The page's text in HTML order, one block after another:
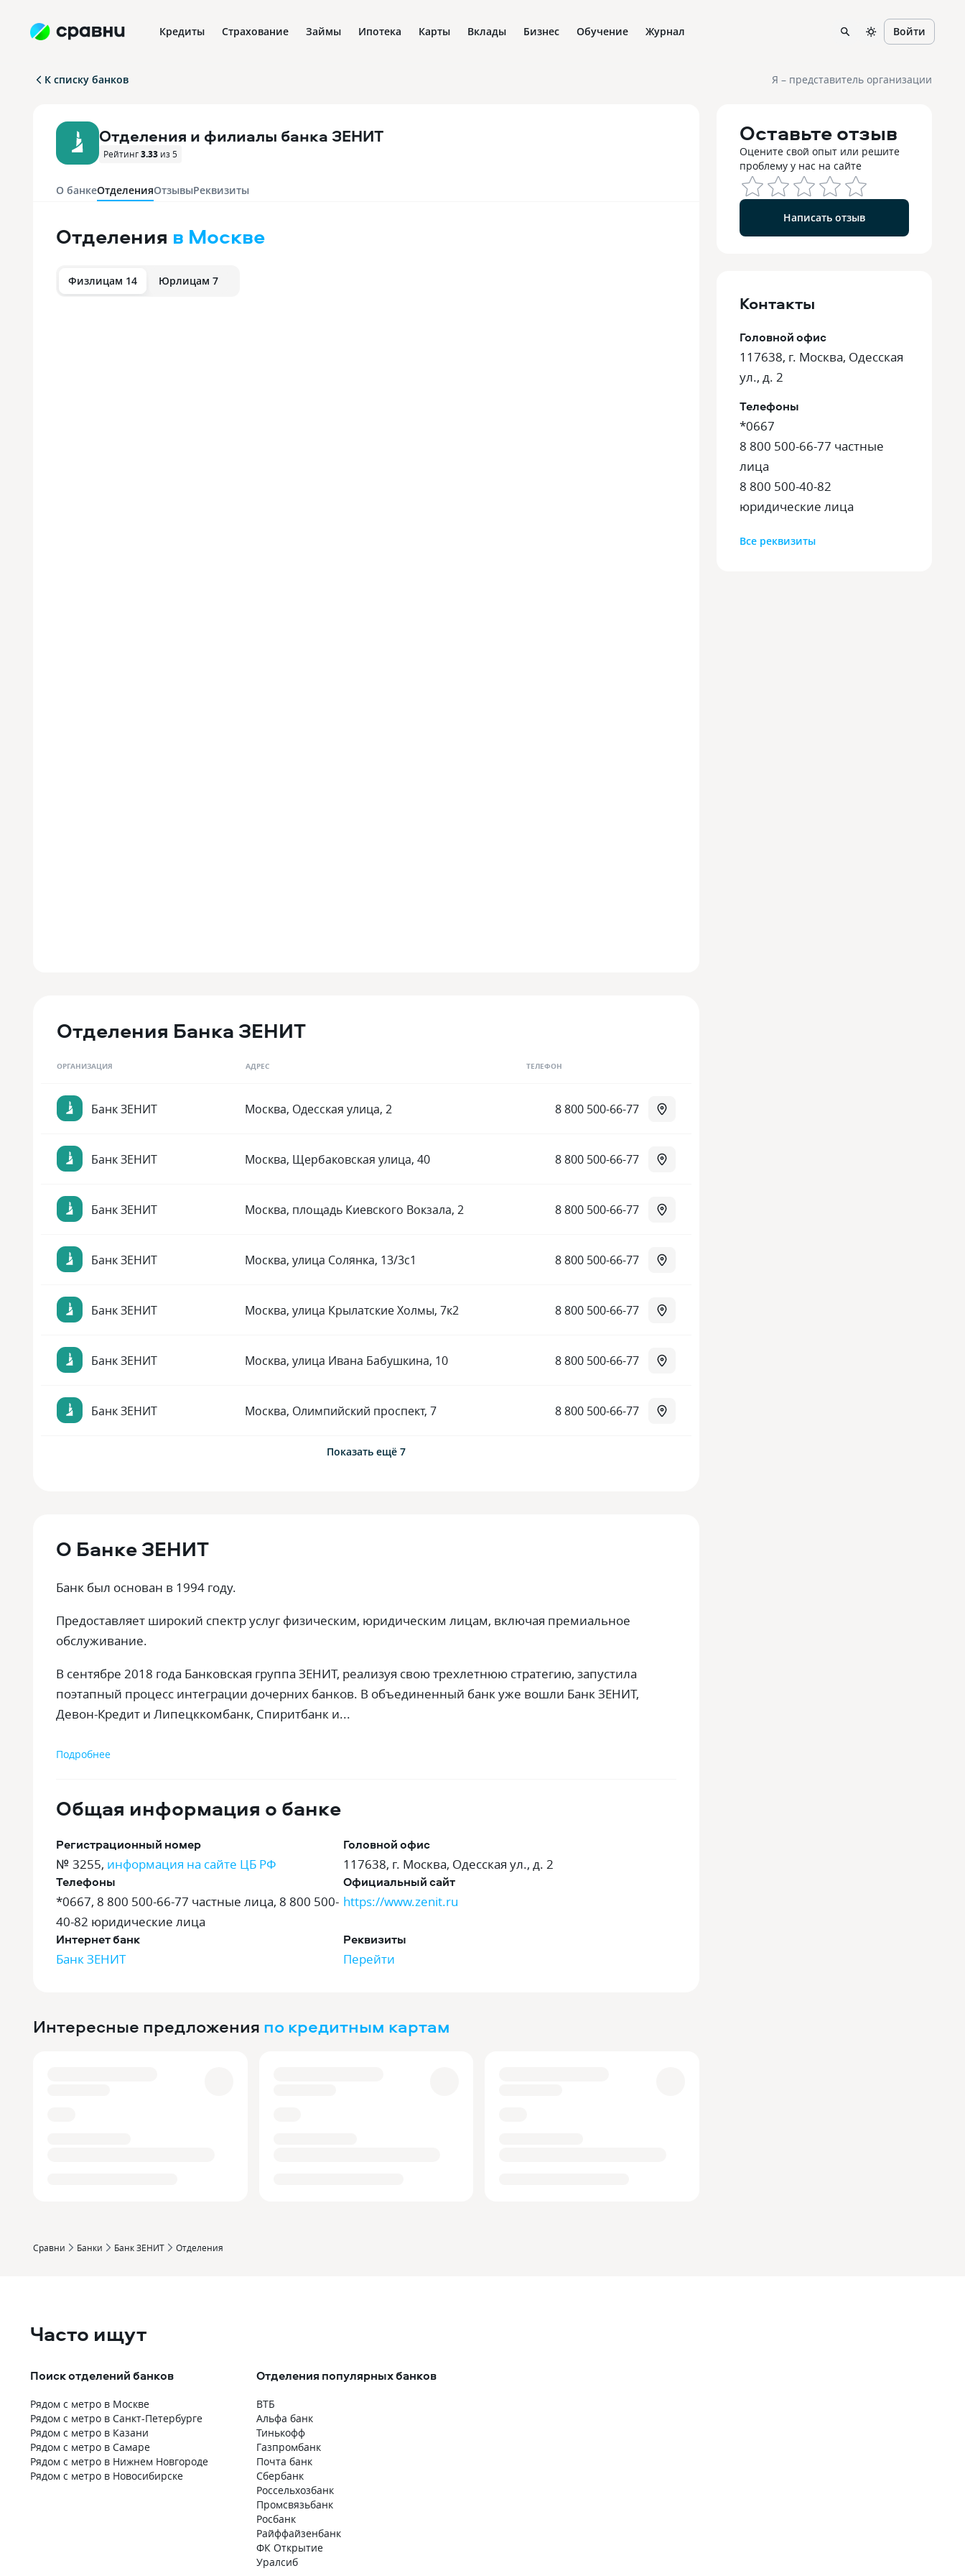
Кредиты Страхование Займы Ипотека Карты Вклады Бизнес Обучение Журнал Войти
К списку банков Я – представитель организации
Отделения и филиалы банка ЗЕНИТ
Рейтинг3.33 из 5
О банкеОтделенияОтзывыРеквизиты
Отделения в Москве
Физлицам 14 Юрлицам 7
Отделения Банка ЗЕНИТ
ОРГАНИЗАЦИЯ АДРЕС ТЕЛЕФОН
Банк ЗЕНИТ Москва, Одесская улица, 2 8 800 500-66-77
Банк ЗЕНИТ Москва, Щербаковская улица, 40 8 800 500-66-77
Банк ЗЕНИТ Москва, площадь Киевского Вокзала, 2 8 800 500-66-77
Банк ЗЕНИТ Москва, улица Солянка, 13/3с1 8 800 500-66-77
Банк ЗЕНИТ Москва, улица Крылатские Холмы, 7к2 8 800 500-66-77
Банк ЗЕНИТ Москва, улица Ивана Бабушкина, 10 8 800 500-66-77
Банк ЗЕНИТ Москва, Олимпийский проспект, 7 8 800 500-66-77
Показать ещё 7
О Банке ЗЕНИТ
Банк был основан в 1994 году.
Предоставляет широкий спектр услуг физическим, юридическим лицам, включая премиальное
обслуживание.
В сентябре 2018 года Банковская группа ЗЕНИТ, реализуя свою трехлетнюю стратегию, запустила
поэтапный процесс интеграции дочерних банков. В объединенный банк уже вошли Банк ЗЕНИТ,
Девон-Кредит и Липецккомбанк, Спиритбанк и...
Подробнее
Общая информация о банке
Регистрационный номер
№ 3255, информация на сайте ЦБ РФ
Головной офис
117638, г. Москва, Одесская ул., д. 2
Телефоны
*0667, 8 800 500-66-77 частные лица, 8 800 500-
40-82 юридические лица
Официальный сайт
https://www.zenit.ru
Интернет банк
Банк ЗЕНИТ
Реквизиты
Перейти
Интересные предложения по кредитным картам
Оставьте отзыв
Оцените свой опыт или решите
проблему у нас на сайте
Написать отзыв
Контакты
Головной офис
117638, г. Москва, Одесская
ул., д. 2
Телефоны
*0667
8 800 500-66-77 частные
лица
8 800 500-40-82
юридические лица
Все реквизиты
Сравни Банки Банк ЗЕНИТ Отделения
Часто ищут
Поиск отделений банков
Рядом с метро в Москве
Рядом с метро в Санкт-Петербурге
Рядом с метро в Казани
Рядом с метро в Самаре
Рядом с метро в Нижнем Новгороде
Рядом с метро в Новосибирске
Отделения популярных банков
ВТБ
Альфа банк
Тинькофф
Газпромбанк
Почта банк
Сбербанк
Россельхозбанк
Промсвязьбанк
Росбанк
Райффайзенбанк
ФК Открытие
Уралсиб